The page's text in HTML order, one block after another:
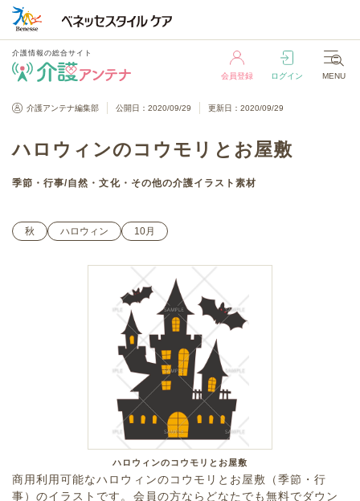
介護情報の総合サイト
会員登録 ログイン MENU
介護情報の総合サイト
介護アンテナ編集部 公開日：2020/09/29 更新日：2020/09/29
ハロウィンのコウモリとお屋敷
季節・行事/自然・文化・その他の介護イラスト素材
秋 ハロウィン 10月
ハロウィンのコウモリとお屋敷
商用利用可能なハロウィンのコウモリとお屋敷（季節・行
事）のイラストです。会員の方ならどなたでも無料でダウン